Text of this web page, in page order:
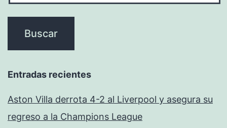
Entradas recientes
Aston Villa derrota 4-2 al Liverpool y asegura su
regreso a la Champions League